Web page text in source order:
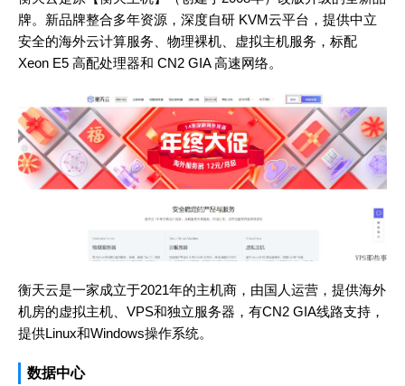
牌。新品牌整合多年资源，深度自研 KVM云平台，提供中立
安全的海外云计算服务、物理裸机、虚拟主机服务，标配
Xeon E5 高配处理器和 CN2 GIA 高速网络。
衡天云是一家成立于2021年的主机商，由国人运营，提供海外
机房的虚拟主机、VPS和独立服务器，有CN2 GIA线路支持，
提供Linux和Windows操作系统。
数据中心